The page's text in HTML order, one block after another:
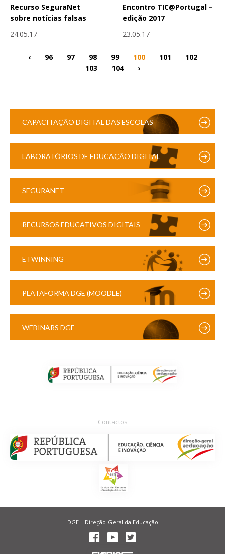
Recurso SeguraNet
sobre notícias falsas
24.05.17
Encontro TIC@Portugal –
edição 2017
23.05.17
‹ 96 97 98 99 100 101
102
103
104 ›
CAPACITAÇÃO DIGITAL DAS ESCOLAS
LABORATÓRIOS DE EDUCAÇÃO DIGITAL
SEGURANET
RECURSOS EDUCATIVOS DIGITAIS
ETWINNING
PLATAFORMA DGE (MOODLE)
WEBINARS DGE
Contactos
DGE – Direção-Geral da Educação